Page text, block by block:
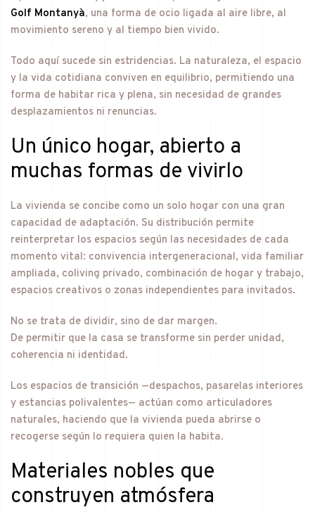
Golf Montanyà, una forma de ocio ligada al aire libre, al
movimiento sereno y al tiempo bien vivido.
Todo aquí sucede sin estridencias. La naturaleza, el espacio
y la vida cotidiana conviven en equilibrio, permitiendo una
forma de habitar rica y plena, sin necesidad de grandes
desplazamientos ni renuncias.
Un único hogar, abierto a
muchas formas de vivirlo
La vivienda se concibe como un solo hogar con una gran
capacidad de adaptación. Su distribución permite
reinterpretar los espacios según las necesidades de cada
momento vital: convivencia intergeneracional, vida familiar
ampliada, coliving privado, combinación de hogar y trabajo,
espacios creativos o zonas independientes para invitados.
No se trata de dividir, sino de dar margen.
De permitir que la casa se transforme sin perder unidad,
coherencia ni identidad.
Los espacios de transición —despachos, pasarelas interiores
y estancias polivalentes— actúan como articuladores
naturales, haciendo que la vivienda pueda abrirse o
recogerse según lo requiera quien la habita.
Materiales nobles que
construyen atmósfera